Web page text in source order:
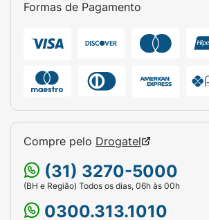
Formas de Pagamento
Compre pelo Drogatel
(31) 3270-5000
(BH e Região) Todos os dias, 06h às 00h
0300.313.1010